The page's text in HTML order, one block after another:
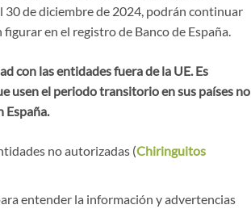
de diciembre de 2024, podrán continuar
en el registro de Banco de España.
con las entidades fuera de la UE. Es
usen el periodo transitorio en sus países no
España.
no autorizadas (Chiringuitos
entender la información y advertencias